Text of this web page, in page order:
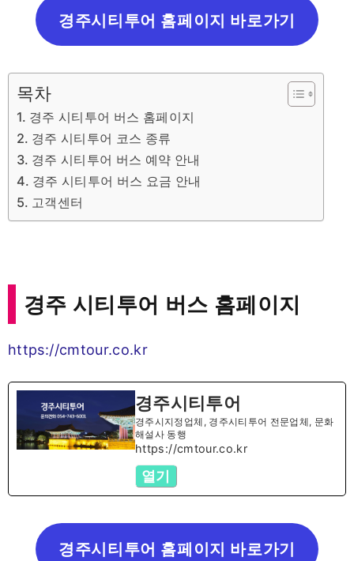
경주시티투어 홈페이지 바로가기
목차
경주 시티투어 버스 홈페이지
경주 시티투어 코스 종류
경주 시티투어 버스 예약 안내
경주 시티투어 버스 요금 안내
고객센터
경주 시티투어 버스 홈페이지
https://cmtour.co.kr
경주시티투어
경주시지정업체, 경주시티투어 전문업체, 문화
해설사 동행
https://cmtour.co.kr
열기
경주시티투어 홈페이지 바로가기